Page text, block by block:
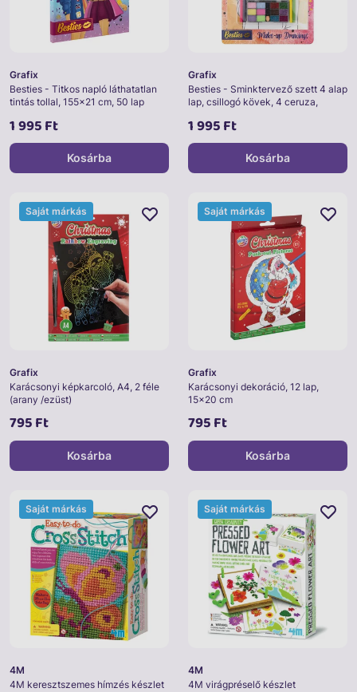
Grafix
Besties - Titkos napló láthatatlan
tintás tollal, 155x21 cm, 50 lap
1 995 Ft
Kosárba
Grafix
Besties - Sminktervező szett 4 alap
lap, csillogó kövek, 4 ceruza,
1 995 Ft
Kosárba
Grafix
Karácsonyi képkarcoló, A4, 2 féle
(arany /ezüst)
795 Ft
Saját márkás
Kosárba
Grafix
Karácsonyi dekoráció, 12 lap,
15x20 cm
795 Ft
Saját márkás
Kosárba
4M
4M keresztszemes hímzés készlet
Saját márkás
4M
4M virágpréselő készlet
Saját márkás